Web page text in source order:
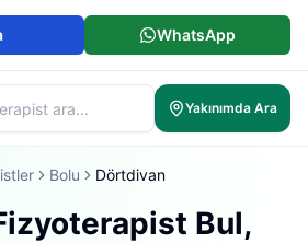
WhatsApp
Yakınımda Ara
Bolu Dörtdivan
Bul,